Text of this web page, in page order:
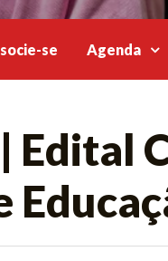
se Agenda
Edital